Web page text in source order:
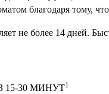
благодаря тому,
не более 14 дней.
15-30 МИНУТ1